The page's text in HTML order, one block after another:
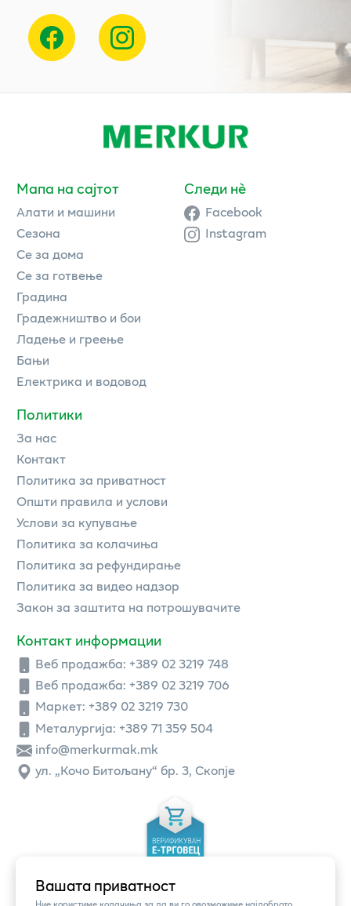
Вашата приватност
Мапа на сајтот
Алати и машини
Сезона
Се за дома
Се за готвење
Градина
Градежништво и бои
Ладење и греење
Бањи
Електрика и водовод
Политики
За нас
Контакт
Политика за приватност
Општи правила и услови
Услови за купување
Политика за колачиња
Политика за рефундирање
Политика за видео надзор
Закон за заштита на потрошувачите
Контакт информации
Веб продажба: +389 02 3219 748
Веб продажба: +389 02 3219 706
Маркет: +389 02 3219 730
Металургија: +389 71 359 504
info@merkurmak.mk
ул. „Кочо Битољану“ бр. 3, Скопје
Следи нè
Facebook
Instagram